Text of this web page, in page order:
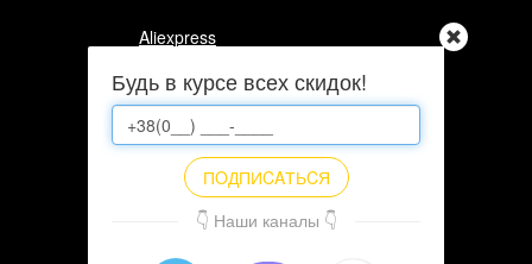
Aliexpress
Интернет-магазин N1 в Украине
Eldorado
Intertop
Будь в курсе всех скидок!
ПOДПИCAТЬCЯ
👇 Наши каналы 👇